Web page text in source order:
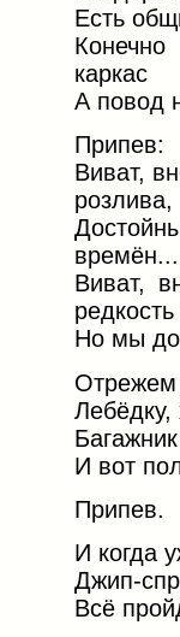
Есть
каркас
А повод
Припев:
Виват,
розлива,
времён...
Виват,
Но мы
И вот
Припев.
И когда
Джип-
Всё